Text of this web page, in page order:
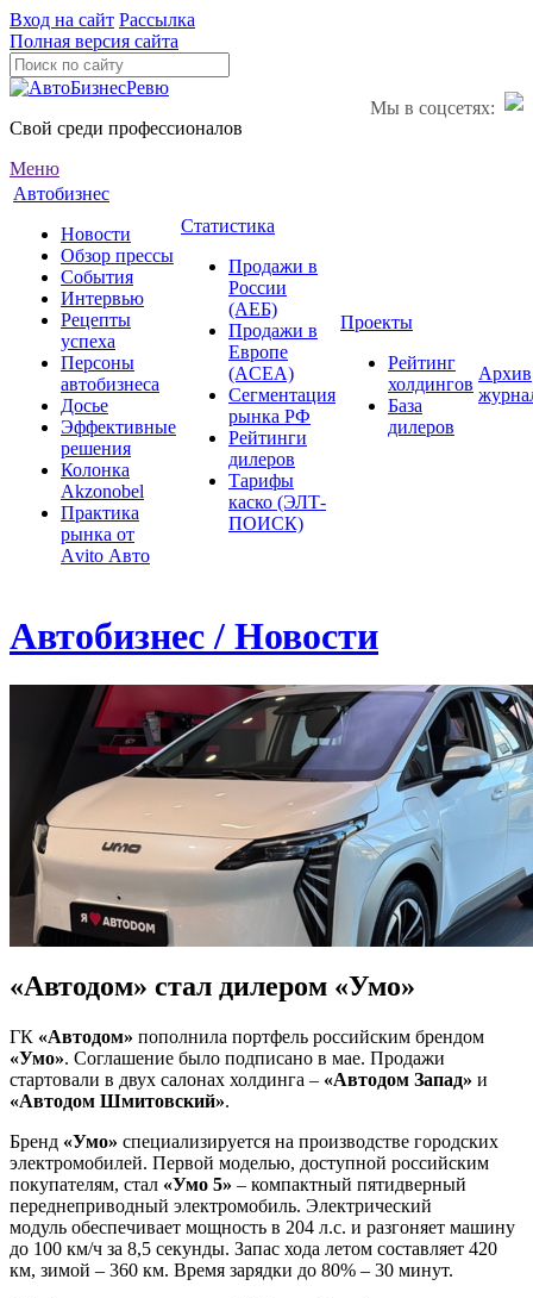
Вход на сайт Рассылка
Полная версия сайта
Мы в соцсетях:
Свой среди профессионалов
Меню
Автобизнес
Новости
Обзор прессы
События
Интервью
Рецепты
успеха
Персоны
автобизнеса
Досье
Эффективные
решения
Колонка
Akzonobel
Практика
рынка от
Аvito Авто
Статистика
Продажи в
России
(АЕБ)
Продажи в
Европе
(ACEA)
Сегментация
рынка РФ
Рейтинги
дилеров
Тарифы
каско (ЭЛТ-
ПОИСК)
Проекты
Рейтинг
холдингов
База
дилеров
Архив
Автобизнес / Новости
«Автодом» стал дилером «Умо»
ГК «Автодом» пополнила портфель российским брендом
«Умо». Соглашение было подписано в мае. Продажи
стартовали в двух салонах холдинга – «Автодом Запад» и
«Автодом Шмитовский».
Бренд «Умо» специализируется на производстве городских
электромобилей. Первой моделью, доступной российским
покупателям, стал «Умо 5» – компактный пятидверный
переднеприводный электромобиль. Электрический
модуль обеспечивает мощность в 204 л.с. и разгоняет машину
до 100 км/ч за 8,5 секунды. Запас хода летом составляет 420
км, зимой – 360 км. Время зарядки до 80% – 30 минут.